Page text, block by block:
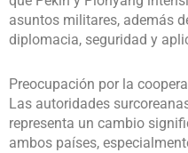
asuntos militares, además
diplomacia, seguridad y
Preocupación por la
Las autoridades
representa un cambio
ambos países,